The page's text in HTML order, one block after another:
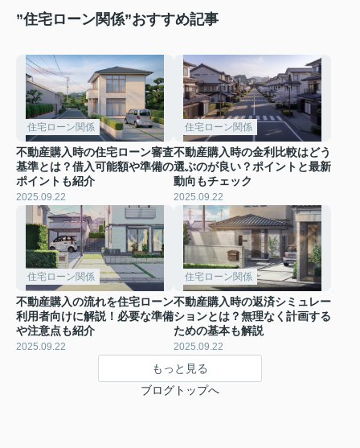
”住宅ローン関係”おすすめ記事
住宅ローン関係
不動産購入時の住宅ローン審査
基準とは？借入可能額や準備の
ポイントも紹介
2025.09.22
住宅ローン関係
不動産購入時の金利比較はどう
選ぶのが良い？ポイントと最新
動向もチェック
2025.09.22
住宅ローン関係
不動産購入の流れを住宅ローン
利用者向けに解説！必要な準備
や注意点も紹介
2025.09.22
住宅ローン関係
不動産購入時の返済シミュレー
ションとは？無理なく計画する
ための基本も解説
2025.09.22
もっと見る
ブログトップへ